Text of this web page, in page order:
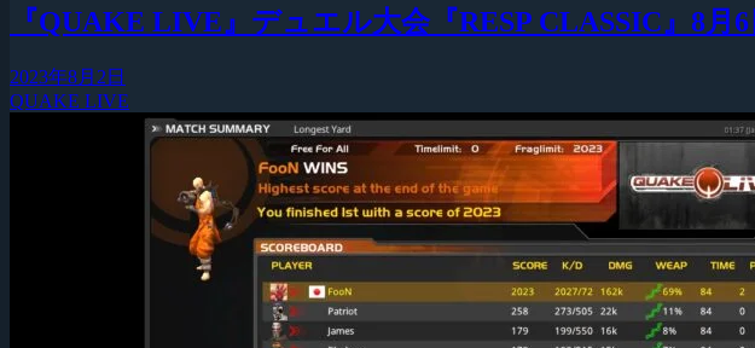
『QUAKE LIVE』デュエル大会『RESP CLASSIC』8
2023年8月2日
QUAKE LIVE